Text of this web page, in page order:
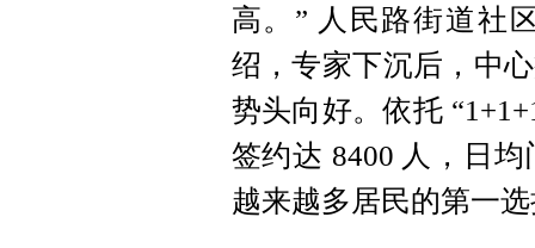
高。” 人民路街道社
绍，专家下沉后，中
势头向好。依托
签约达 8400 人，日
越来越多居民的第一